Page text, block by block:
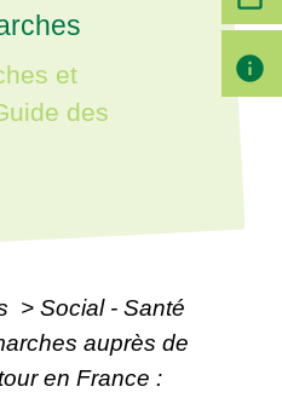
et
des
> Social - Santé
auprès de
en France :
info